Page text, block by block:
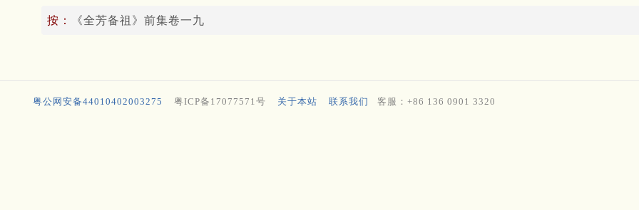
按： 《全芳备祖》前集卷一九
粤公网安备44010402003275 粤ICP备17077571号 关于本站 联系我们 客服：+86 136 0901 3320